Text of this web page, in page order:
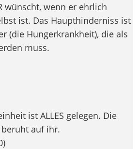
wünscht, wenn er ehrlich
ist. Das Haupthinderniss ist
(die Hungerkrankheit), die als
muss.
ist ALLES gelegen. Die
beruht auf ihr.